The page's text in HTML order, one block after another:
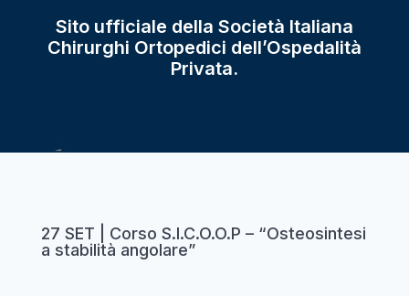
Sito ufficiale della Società Italiana
Chirurghi Ortopedici dell’Ospedalità
Privata.
27 SET | Corso S.I.C.O.O.P – “Osteosintesi
a stabilità angolare”